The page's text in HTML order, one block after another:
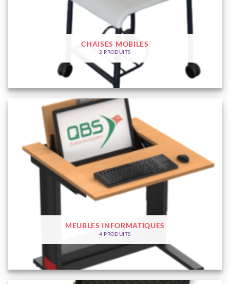
CHAISES MOBILES
2 PRODUITS
MEUBLES INFORMATIQUES
4 PRODUITS